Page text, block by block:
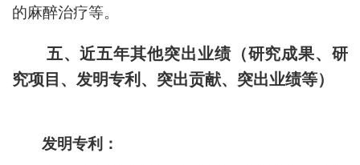
的麻醉治疗等。
五、近五年其他突出业绩（研究成果、研
究项目、发明专利、突出贡献、突出业绩等）
发明专利：